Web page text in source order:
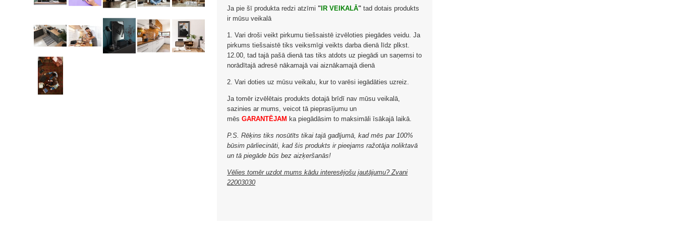
Ja pie šī produkta redzi atzīmi " IR VEIKALĀ" tad dotais produkts
ir mūsu veikalā
1. Vari droši veikt pirkumu tiešsaistē izvēloties piegādes veidu. Ja
pirkums tiešsaistē tiks veiksmīgi veikts darba dienā līdz plkst.
12.00, tad tajā pašā dienā tas tiks atdots uz piegādi un saņemsi to
norādītajā adresē nākamajā vai aiznākamajā dienā
2. Vari doties uz mūsu veikalu, kur to varēsi iegādāties uzreiz.
Ja tomēr izvēlētais produkts dotajā brīdī nav mūsu veikalā,
sazinies ar mums, veicot tā pieprasījumu un
mēsGARANTĒJAM ka piegādāsim to maksimāli īsākajā laikā.
P.S. Rēķins tiks nosūtīts tikai tajā gadījumā, kad mēs par 100%
būsim pārliecināti, kad šis produkts ir pieejams ražotāja noliktavā
un tā piegāde būs bez aizķeršanās!
Vēlies tomēr uzdot mums kādu interesējošu jautājumu? Zvani
22003030